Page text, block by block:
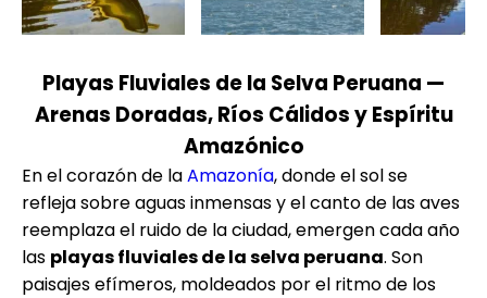
Playas Fluviales de la Selva Peruana —
Arenas Doradas, Ríos Cálidos y Espíritu
Amazónico
En el corazón de laAmazonía, donde el sol se
refleja sobre aguas inmensas y el canto de las aves
reemplaza el ruido de la ciudad, emergen cada año
las playas fluviales de la selva peruana. Son
paisajes efímeros, moldeados por el ritmo de los